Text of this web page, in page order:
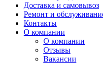
Доставка и самовывоз
Ремонт и
Контакты
О компании
О компании
Отзывы
Вакансии